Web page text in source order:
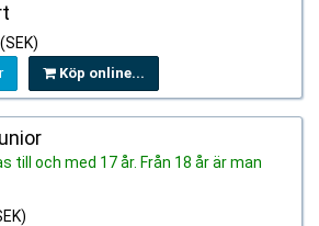
Köp online...
till och med 17 år. Från 18 år är man